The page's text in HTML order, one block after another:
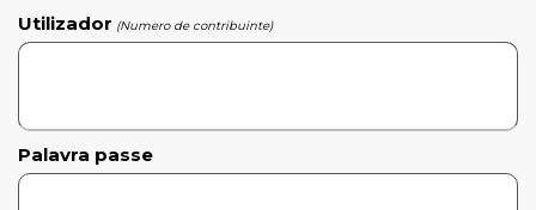
Utilizador (Numero de contribuinte)
Palavra passe